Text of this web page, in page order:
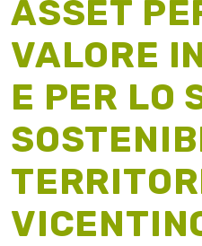
ASSET
VALORE
E PER LO